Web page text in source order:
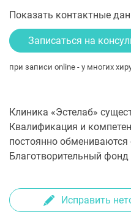
Показать контактные
Записаться на
при записи online - у многих
Клиника «Эстелаб»
Квалификация и
постоянно
Благотворительный фонд
Исправить